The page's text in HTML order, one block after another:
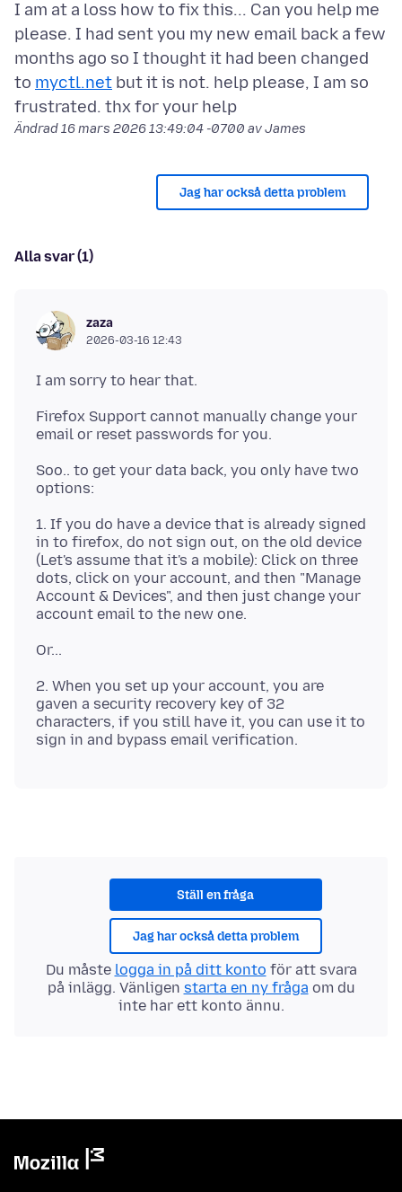
I am at a loss how to fix this... Can you help me
please. I had sent you my new email back a few
months ago so I thought it had been changed
to myctl.net but it is not. help please, I am so
Ändrad16 mars 2026 13:49:04 -0700 av James
Jag har också detta problem
Alla svar (1)
zaza
2026-03-16 12:43
Firefox Support cannot manually change your
Soo.. to get your data back, you only have two
1. If you do have a device that is already signed
in to firefox, do not sign out, on the old device
(Let's assume that it's a mobile): Click on three
dots, click on your account, and then "Manage
Account & Devices", and then just change your
2. When you set up your account, you are
gaven a security recovery key of 32
characters, if you still have it, you can use it to
Ställ en fråga
Jag har också detta problem
Du måste logga in på ditt konto för att svara
på inlägg. Vänligen starta en ny fråga om du
inte har ett konto ännu.